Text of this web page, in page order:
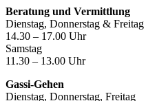
Beratung und Vermittlung
Dienstag, Donnerstag & Freitag
14.30 – 17.00 Uhr
Samstag
11.30 – 13.00 Uhr
Gassi-Gehen
Dienstag, Donnerstag, Freitag